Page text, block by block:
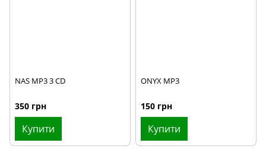
NAS MP3 3 CD
350 грн
Купити
ONYX MP3
150 грн
Купити